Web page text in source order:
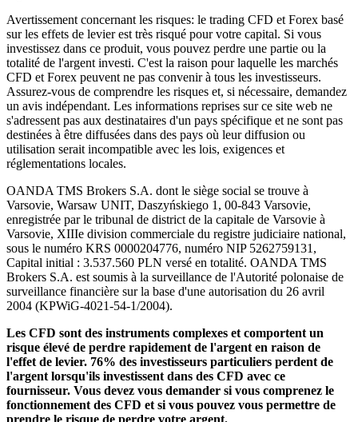
Avertissement concernant les risques: le trading CFD et Forex basé
sur les effets de levier est très risqué pour votre capital. Si vous
investissez dans ce produit, vous pouvez perdre une partie ou la
totalité de l'argent investi. C'est la raison pour laquelle les marchés
CFD et Forex peuvent ne pas convenir à tous les investisseurs.
Assurez-vous de comprendre les risques et, si nécessaire, demandez
un avis indépendant. Les informations reprises sur ce site web ne
s'adressent pas aux destinataires d'un pays spécifique et ne sont pas
destinées à être diffusées dans des pays où leur diffusion ou
utilisation serait incompatible avec les lois, exigences et
réglementations locales.
OANDA TMS Brokers S.A. dont le siège social se trouve à
Varsovie, Warsaw UNIT, Daszyńskiego 1, 00-843 Varsovie,
enregistrée par le tribunal de district de la capitale de Varsovie à
Varsovie, XIIIe division commerciale du registre judiciaire national,
sous le numéro KRS 0000204776, numéro NIP 5262759131,
Capital initial : 3.537.560 PLN versé en totalité. OANDA TMS
Brokers S.A. est soumis à la surveillance de l'Autorité polonaise de
surveillance financière sur la base d'une autorisation du 26 avril
2004 (KPWiG-4021-54-1/2004).
Les CFD sont des instruments complexes et comportent un
risque élevé de perdre rapidement de l'argent en raison de
l'effet de levier. 76% des investisseurs particuliers perdent de
l'argent lorsqu'ils investissent dans des CFD avec ce
fournisseur. Vous devez vous demander si vous comprenez le
fonctionnement des CFD et si vous pouvez vous permettre de
prendre le risque de perdre votre argent.